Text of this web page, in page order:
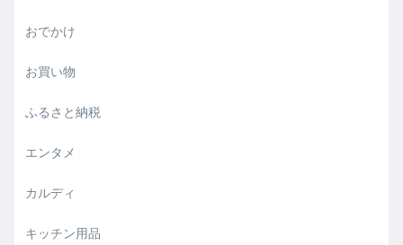
おでかけ
お買い物
ふるさと納税
エンタメ
カルディ
キッチン用品